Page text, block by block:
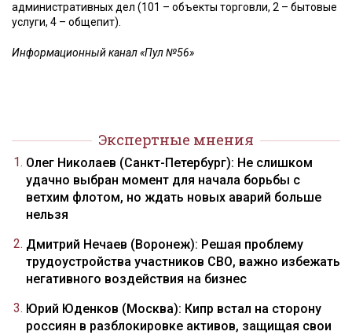
административных дел (101 – объекты торговли, 2 – бытовые
услуги, 4 – общепит).
Информационный канал «Пул №56»
Экспертные мнения
Олег Николаев (Санкт-Петербург): Не слишком
удачно выбран момент для начала борьбы с
ветхим флотом, но ждать новых аварий больше
нельзя
Дмитрий Нечаев (Воронеж): Решая проблему
трудоустройства участников СВО, важно избежать
негативного воздействия на бизнес
Юрий Юденков (Москва): Кипр встал на сторону
россиян в разблокировке активов, защищая свои